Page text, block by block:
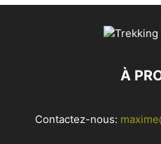
À
Contactez-nous: